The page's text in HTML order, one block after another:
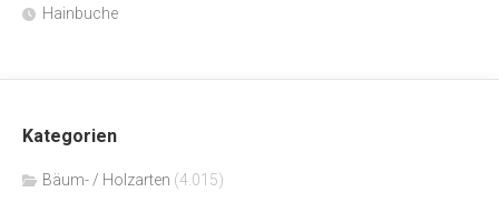
Hainbuche
Kategorien
Bäum- / Holzarten (4.015)